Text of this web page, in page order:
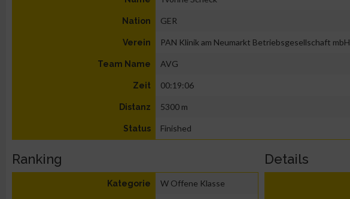
Nation GER
Verein PAN Klinik am Neumarkt Betriebsgesellschaft mbH
Team Name AVG
Zeit 00:19:06
Distanz 5300 m
Status Finished
Ranking
Kategorie W Offene Klasse
Details